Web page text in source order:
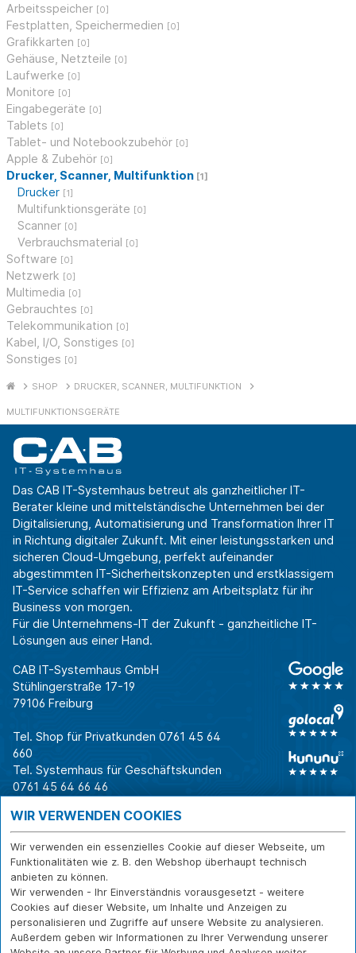
Arbeitsspeicher [0]
Festplatten, Speichermedien [0]
Grafikkarten [0]
Gehäuse, Netzteile [0]
Laufwerke [0]
Monitore [0]
Eingabegeräte [0]
Tablets [0]
Tablet- und Notebookzubehör [0]
Apple & Zubehör [0]
Drucker, Scanner, Multifunktion [1]
Drucker [1]
Multifunktionsgeräte [0]
Scanner [0]
Verbrauchsmaterial [0]
Software [0]
Netzwerk [0]
Multimedia [0]
Gebrauchtes [0]
Telekommunikation [0]
Kabel, I/O, Sonstiges [0]
Sonstiges [0]
SHOP DRUCKER, SCANNER, MULTIFUNKTION
MULTIFUNKTIONSGERÄTE
Das CAB IT-Systemhaus betreut als ganzheitlicher IT-
Berater kleine und mittelständische Unternehmen bei der
Digitalisierung, Automatisierung und Transformation Ihrer IT
in Richtung digitaler Zukunft. Mit einer leistungsstarken und
sicheren Cloud-Umgebung, perfekt aufeinander
abgestimmten IT-Sicherheitskonzepten und erstklassigem
IT-Service schaffen wir Effizienz am Arbeitsplatz für ihr
Business von morgen.
Für die Unternehmens-IT der Zukunft - ganzheitliche IT-
Lösungen aus einer Hand.
CAB IT-Systemhaus GmbH
Stühlingerstraße 17-19
79106 Freiburg
Tel. Shop für Privatkunden 0761 45 64
660
Tel. Systemhaus für Geschäftskunden
0761 45 64 66 46
Warum CAB
Für Business-
Entscheider
Für IT-Leiter
Für Privatkunden
Erfolgsgeschichte
n
Branchen
IT für
IT-Security
IT-Infrastruktur
Softwarelösungen
WLAN-Lösungen
IT-Beratung und
Service
Reparatur
Versand- und
Zahlarten
Rücksendung und
Widerruf
WIR VERWENDEN COOKIES
Wir verwenden ein essenzielles Cookie auf dieser Webseite, um
Funktionalitäten wie z. B. den Webshop überhaupt technisch
anbieten zu können.
Wir verwenden - Ihr Einverständnis vorausgesetzt - weitere
Cookies auf dieser Website, um Inhalte und Anzeigen zu
personalisieren und Zugriffe auf unsere Website zu analysieren.
Außerdem geben wir Informationen zu Ihrer Verwendung unserer